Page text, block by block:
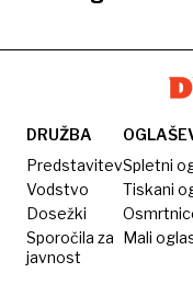
nevarna
otroku
trajno
vzame
vid
DRUŽBA
Predstavitev
Vodstvo
Dosežki
Sporočila za
javnost
Spletni
Tiskani
Mali